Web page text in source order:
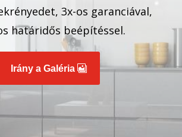
3x-os garanciával,
határidős beépítéssel.
Irány a Galéria